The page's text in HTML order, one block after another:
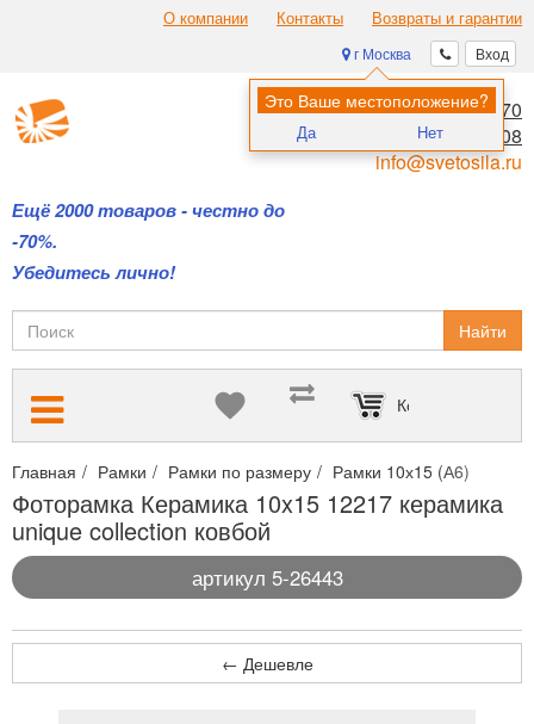
О компании Контакты Возвраты и гарантии
Вход
г Москва
Это Ваше местоположение?
Да Нет
Ещё 2000 товаров - честно до
-70%.
Убедитесь лично!
8 (495) 970-00-70
8 (800) 700-11-08
info@svetosila.ru
Найти
Корзина пуста
Главная Рамки Рамки по размеру Рамки 10х15 (А6)
Фоторамка Керамика 10x15 12217 керамика
unique collection ковбой
артикул 5-26443
← Дешевле